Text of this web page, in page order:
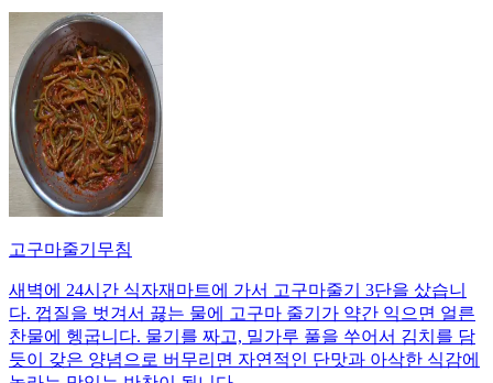
고구마줄기무침
새벽에 24시간 식자재마트에 가서 고구마줄기 3단을 샀습니
다. 껍질을 벗겨서 끓는 물에 고구마 줄기가 약간 익으면 얼른
찬물에 헹굽니다. 물기를 짜고, 밀가루 풀을 쑤어서 김치를 담
듯이 갖은 양념으로 버무리면 자연적인 단맛과 아삭한 식감에